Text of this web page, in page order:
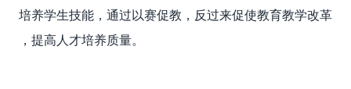
培养学生技能，通过以赛促教，反过来促使教育教学改革
，提高人才培养质量。